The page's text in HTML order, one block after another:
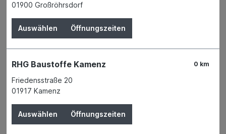
BOSCH
01900 Großröhrsdorf
Auswählen Öffnungszeiten
0 km
RHG Baustoffe Kamenz
Friedensstraße 20
01917 Kamenz
Auswählen Öffnungszeiten